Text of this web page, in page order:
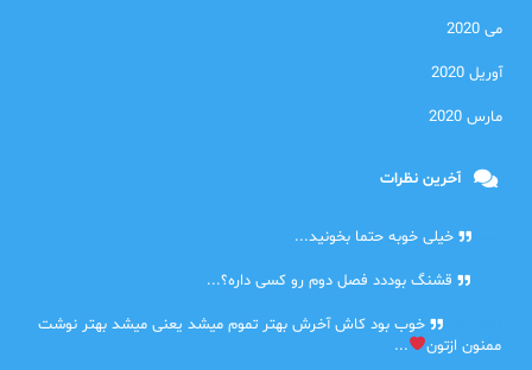
می 2020
آوریل 2020
مارس 2020
آخرین نظرات
خیلی خوبه حتما بخونید...
قشنگ بوددد فصل دوم رو کسی داره؟...
خوب بود کاش آخرش بهتر تموم میشد یعنی میشد بهتر نوشت
ممنون ازتون
...